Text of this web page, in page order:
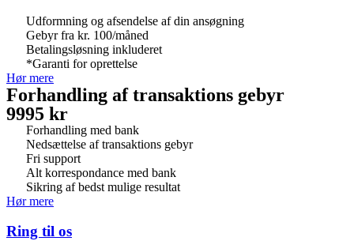
Udformning og afsendelse af din ansøgning
Gebyr fra kr. 100/måned
Betalingsløsning inkluderet
*Garanti for oprettelse
Hør mere
Forhandling af transaktions gebyr
9995 kr
Forhandling med bank
Nedsættelse af transaktions gebyr
Fri support
Alt korrespondance med bank
Sikring af bedst mulige resultat
Hør mere
Ring til os